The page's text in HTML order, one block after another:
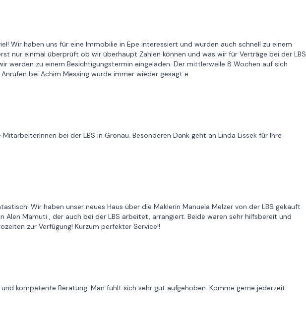
Wir haben uns für eine Immobilie in Epe interessiert und wurden auch schnell zu einem
nur einmal überprüft ob wir überhaupt Zahlen können und was wir für Verträge bei der LBS
werden zu einem Besichtigungstermin eingeladen. Der mittlerweile 8 Wochen auf sich
bei Achim Messing wurde immer wieder gesagt e
bei der LBS in Gronau. Besonderen Dank geht an Linda Lissek für Ihre
Wir haben unser neues Haus über die Maklerin Manuela Melzer von der LBS gekauft
Alen Mamuti , der auch bei der LBS arbeitet, arrangiert. Beide waren sehr hilfsbereit und
zur Verfügung! Kurzum perfekter Service!!
kompetente Beratung. Man fühlt sich sehr gut aufgehoben. Komme gerne jederzeit